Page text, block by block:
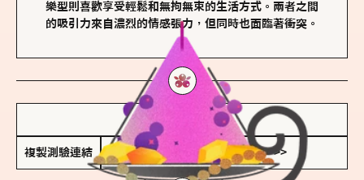
樂型則喜歡享受輕鬆和無拘無束的生活方式。兩者之間
的吸引力來自濃烈的情感張力，但同時也面臨著衝突。
儲存我的結果圖
複製測驗連結 查看香氛類型全解析 >>>